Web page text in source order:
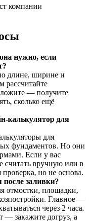
компании
нужно, если
длине, ширине и
рассчитайте
— получите
сколько ещё
калькулятор для
для
фундаментов. Но они
Если у вас
вручную или в
но не основа.
после заливки?
отмостки, площадки,
Главное —
через 2 часа.
— закажите догруз, а